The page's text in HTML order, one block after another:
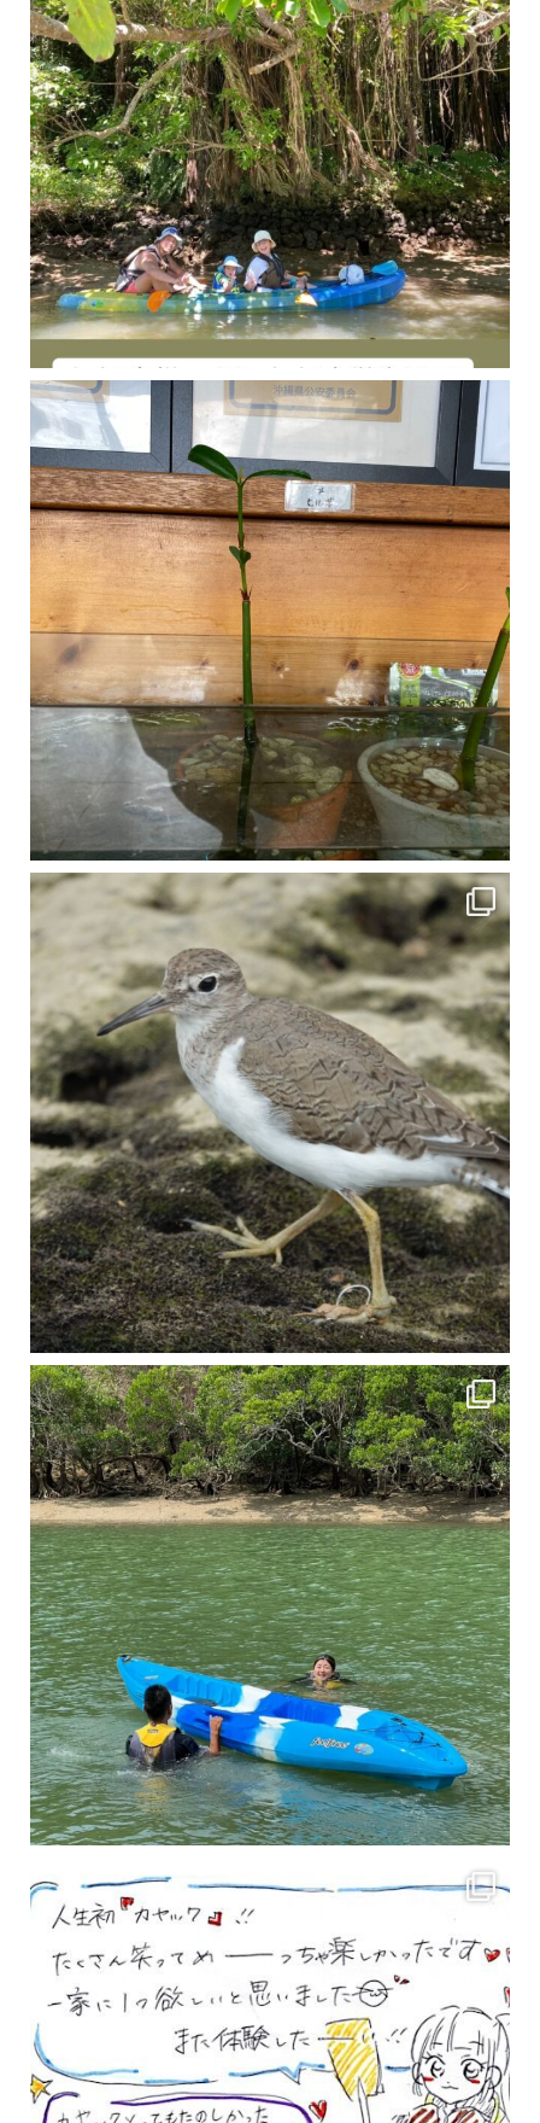
今年の1月にお店に植えたマングローブ(メヒルギ)の苗が成長してきました
マングロ
比謝川でよく見られる生き物 「イソシギ」の足に釣り針が(>_<) 比謝川は釣りが可
4月に入り、新人教育の為カヤックから落ちた際の救助の実技練習の風景です。 一人前の